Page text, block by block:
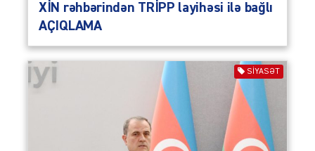
XİN rəhbərindən TRİPP layihəsi ilə bağlı
AÇIQLAMA
SIYASƏT